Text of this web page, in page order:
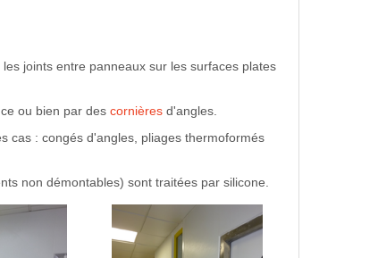
, les joints entre panneaux sur les surfaces plates
ou bien par des cornières d'angles.
cas : congés d'angles, pliages thermoformés
non démontables) sont traitées par silicone.